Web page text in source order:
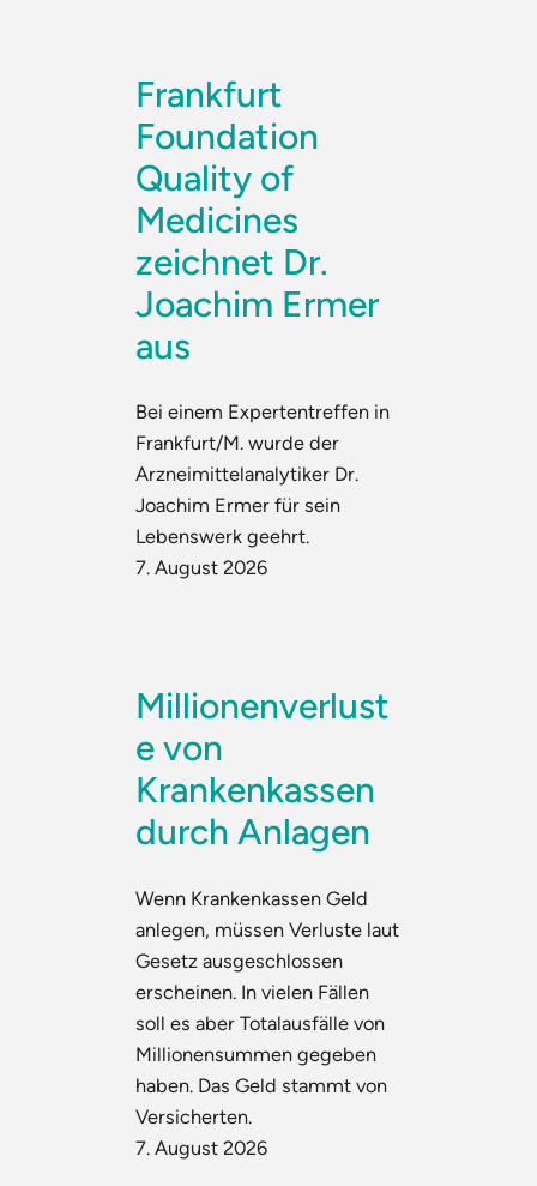
Frankfurt
Foundation
Quality of
Medicines
zeichnet Dr.
Joachim Ermer
aus
Bei einem Expertentreffen in
Frankfurt/M. wurde der
Arzneimittelanalytiker Dr.
Joachim Ermer für sein
Lebenswerk geehrt.
7. August 2026
Millionenverlust
e von
Krankenkassen
durch Anlagen
Wenn Krankenkassen Geld
anlegen, müssen Verluste laut
Gesetz ausgeschlossen
erscheinen. In vielen Fällen
soll es aber Totalausfälle von
Millionensummen gegeben
haben. Das Geld stammt von
Versicherten.
7. August 2026